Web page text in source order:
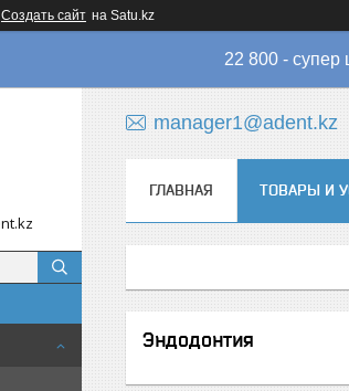
Создать сайт на Satu.kz
22 800 - супер
manager1@adent.kz
ГЛАВНАЯ ТОВАРЫ И
Эндодонтия